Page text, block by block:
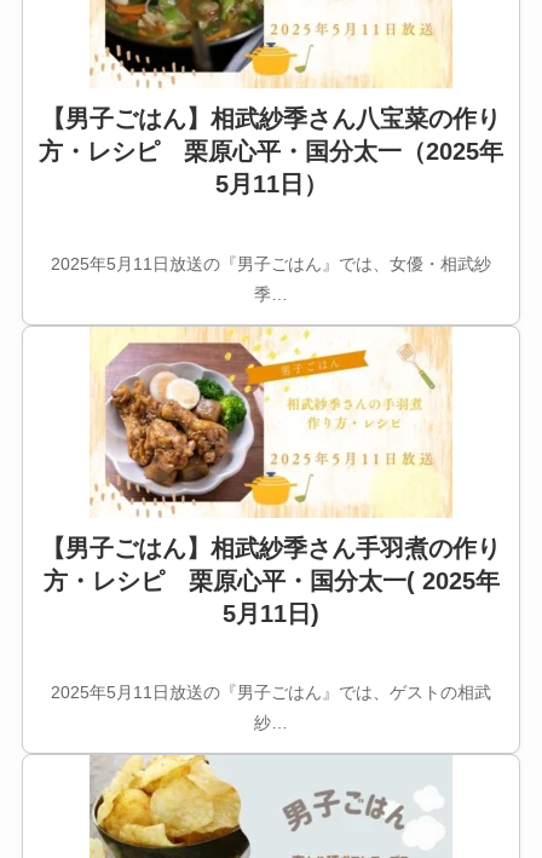
【男子ごはん】相武紗季さん八宝菜の作り
方・レシピ 栗原心平・国分太一（2025年
5月11日）
2025年5月11日放送の『男子ごはん』では、女優・相武紗
季…
【男子ごはん】相武紗季さん手羽煮の作り
方・レシピ 栗原心平・国分太一( 2025年
5月11日)
2025年5月11日放送の『男子ごはん』では、ゲストの相武
紗…